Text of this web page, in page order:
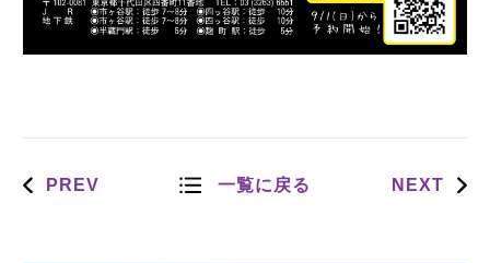
PREV 一覧に戻る NEXT